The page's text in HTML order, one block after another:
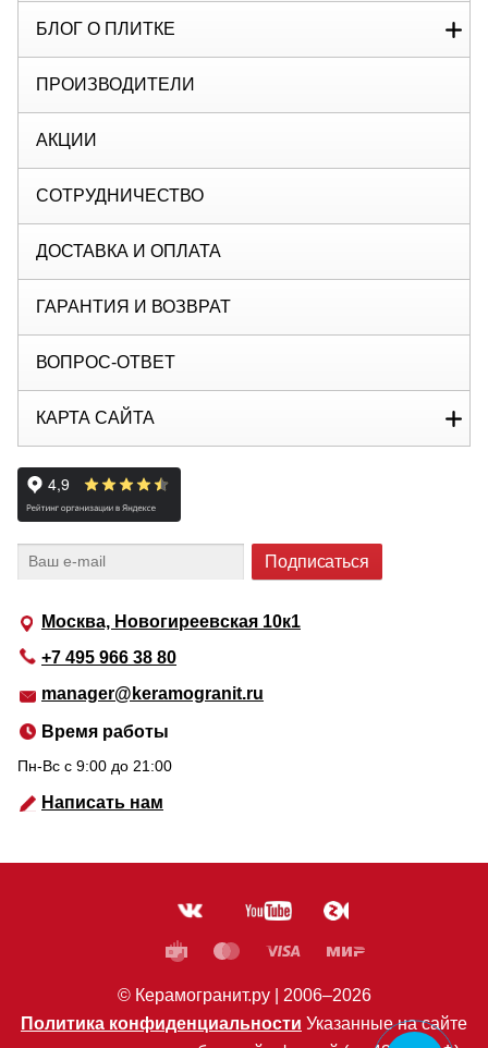
Москва, Новогиреевская 10к1
+7 495 966 38 80
manager@keramogranit.ru
Время работы
Пн-Вс c 9:00 до 21:00
Написать нам
БЛОГ О ПЛИТКЕ
ПРОИЗВОДИТЕЛИ
АКЦИИ
СОТРУДНИЧЕСТВО
ДОСТАВКА И ОПЛАТА
ГАРАНТИЯ И ВОЗВРАТ
ВОПРОС-ОТВЕТ
КАРТА САЙТА
© Керамогранит.ру | 2006–2026
Политика конфиденциальности Указанные на сайте